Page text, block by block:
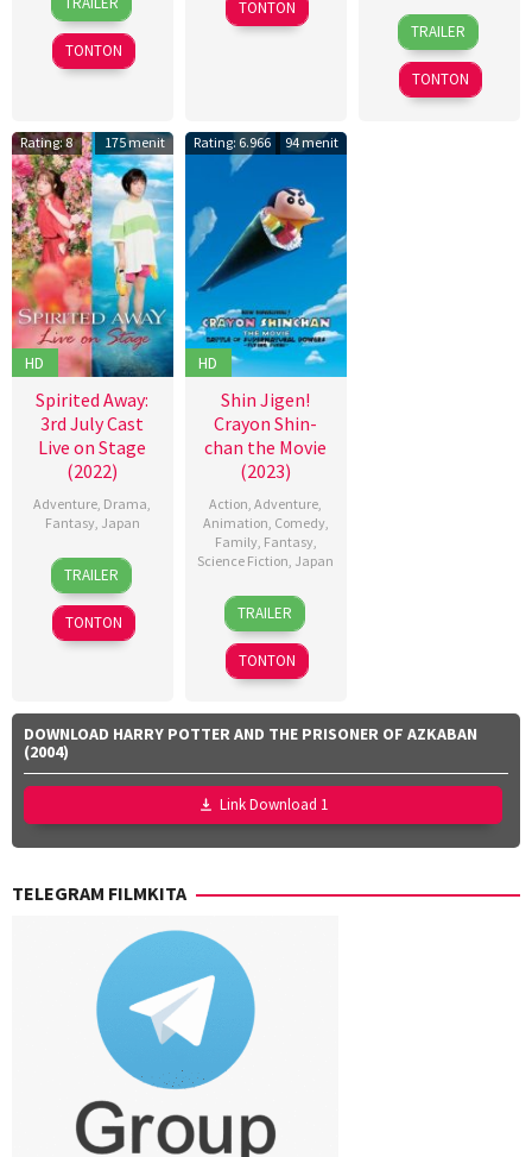
Mar
2026
Kinoi
Lubis,
Hollynov
Effendi,
Nurul
Ravika
TONTON
Miller,
Zalar,
Sorapure
Phil
Lord,
Waldron
TONTON
18
Jul
2025
Akihiko
Uda,
Haruo
Sotozaki
TRAILER
TONTON
Rating: 8 175 menit
HD
Spirited Away:
3rd July Cast
Live on Stage
(2022)
Adventure, Drama,
Fantasy, Japan
23
Apr
2023
John
Caird,
Makoto
Nagai,
TRAILER
TONTON
Rating: 6.966 94 menit
HD
Shin Jigen!
Crayon Shin-
chan the Movie
(2023)
Action,Adventure,
Animation, Comedy,
Family, Fantasy,
Science Fiction, Japan
4
Aug
2023
Hitoshi
One
TRAILER
TONTON
DOWNLOAD HARRY POTTER AND THE PRISONER OF AZKABAN
(2004)
Link Download 1
TELEGRAM FILMKITA